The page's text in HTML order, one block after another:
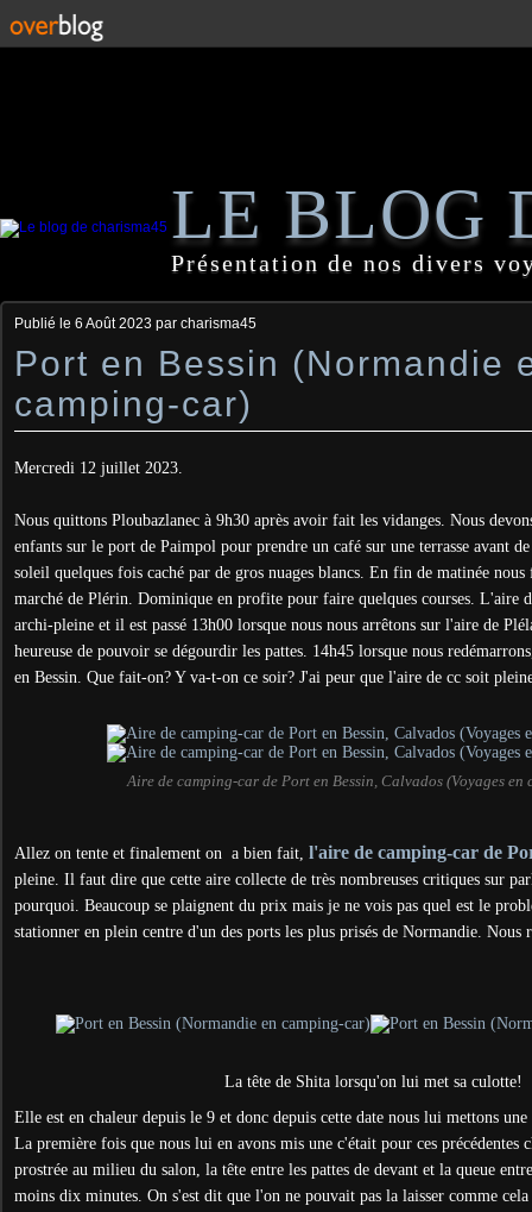
LE BLOG
Présentation de nos divers
Publié le 6 Août 2023 par charisma45
Port en Bessin (Normandie
camping-car)
Mercredi 12 juillet 2023.
Nous quittons Ploubazlanec à 9h30 après avoir fait les vidanges. Nous
enfants sur le port de Paimpol pour prendre un café sur une terrasse avant
soleil quelques fois caché par de gros nuages blancs. En fin de matinée
marché de Plérin. Dominique en profite pour faire quelques courses. L'aire
archi-pleine et il est passé 13h00 lorsque nous nous arrêtons sur l'aire de
heureuse de pouvoir se dégourdir les pattes. 14h45 lorsque nous
en Bessin. Que fait-on? Y va-t-on ce soir? J'ai peur que l'aire de cc soit
Aire de camping-car de Port en Bessin, Calvados (Voyages en
Allez on tente et finalement on a bien fait, l'aire de camping-car de
pleine. Il faut dire que cette aire collecte de très nombreuses critiques sur
pourquoi. Beaucoup se plaignent du prix mais je ne vois pas quel est le
stationner en plein centre d'un des ports les plus prisés de Normandie. Nous
La tête de Shita lorsqu'on lui met sa culotte!
Elle est en chaleur depuis le 9 et donc depuis cette date nous lui mettons
La première fois que nous lui en avons mis une c'était pour ces précédentes
prostrée au milieu du salon, la tête entre les pattes de devant et la queue
moins dix minutes. On s'est dit que l'on ne pouvait pas la laisser comme